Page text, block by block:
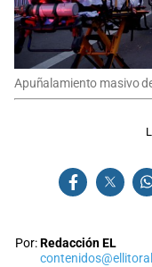
Apuñalamiento masivo
Por:Redacción EL